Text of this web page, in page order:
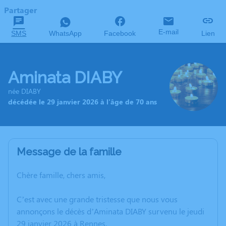
Partager
SMS WhatsApp Facebook E-mail Lien
Aminata DIABY
née DIABY
décédée le 29 janvier 2026 à l'âge de 70 ans
Message de la famille
Chère famille, chers amis,
C’est avec une grande tristesse que nous vous
annonçons le décès d’Aminata DIABY survenu le jeudi
29 janvier 2026 à Rennes.